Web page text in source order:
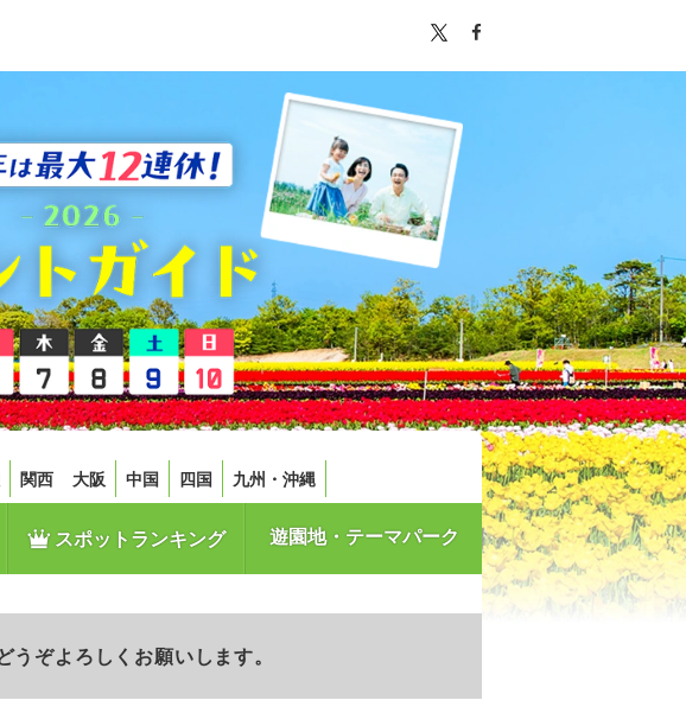
関西 大阪 中国 四国 九州・沖縄
スポットランキング 遊園地・テーマパーク
ぞよろしくお願いします。